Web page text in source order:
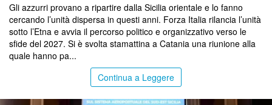
Gli azzurri provano a ripartire dalla Sicilia orientale e lo fanno
cercando l’unità dispersa in questi anni. Forza Italia rilancia l’unità
sotto l’Etna e avvia il percorso politico e organizzativo verso le
sfide del 2027. Si è svolta stamattina a Catania una riunione alla
quale hanno pa...
Continua a Leggere